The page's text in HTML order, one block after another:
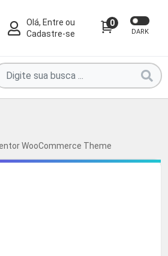
Olá, Entre ou
Cadastre-se
0
DARK
WooCommerce Theme